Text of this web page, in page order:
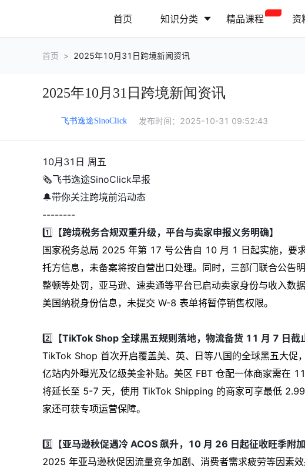
首页 知识分类
营销推广 网站运营
精品课程 资
首页 > 2025年10月31日跨境新闻资讯
2025年10月31日跨境新闻资讯
飞书逸途SinoClick 发布时间： 2025-10-31 09:52:43
10月31日 周五
🗞飞书逸途SinoClick早报
🔔带你关注跨境前沿动态
--------
1️⃣ 【跨境税务合规双重升级，平台与卖家申报义务明确】
国家税务总局 2025 年第 17 号公告自 10 月 1 日起实施，要
托方信息，未备案将按自营出口处理。同时，三部门联合公告
整顿等处罚，亚马逊、速卖通等平台已启动卖家身份与收入数
美国纳税身份信息，未提交 W-8 表单将暂停销售权限。
2️⃣ 【TikTok Shop 全球黑五规则落地，物流备货 11 月 7 日截
TikTok Shop 首次开启覆盖美、英、日等八国的全球黑五大
亿站内外曝光及亿级美金补贴。美区 FBT 仓配一体商家需在
将延长至 5-7 天，使用 TikTok Shipping 的商家可享最低
家还可获专项运营保障。
3️⃣ 【亚马逊秋促遇冷 ACOS 飙升，10 月 26 日起征收旺季附加
2025 年亚马逊秋促因流量竞争加剧、消费者需求疲劳等因素